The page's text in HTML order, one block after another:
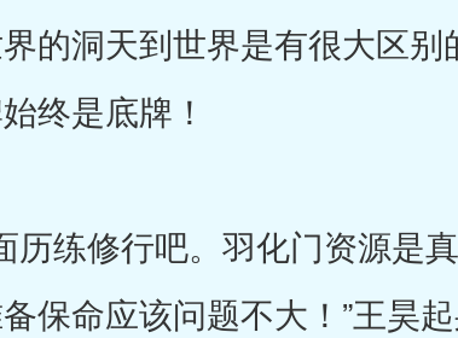
的洞天到世界是有很大区
终是底牌！
历练修行吧。羽化门资源是
保命应该问题不大！”王昊